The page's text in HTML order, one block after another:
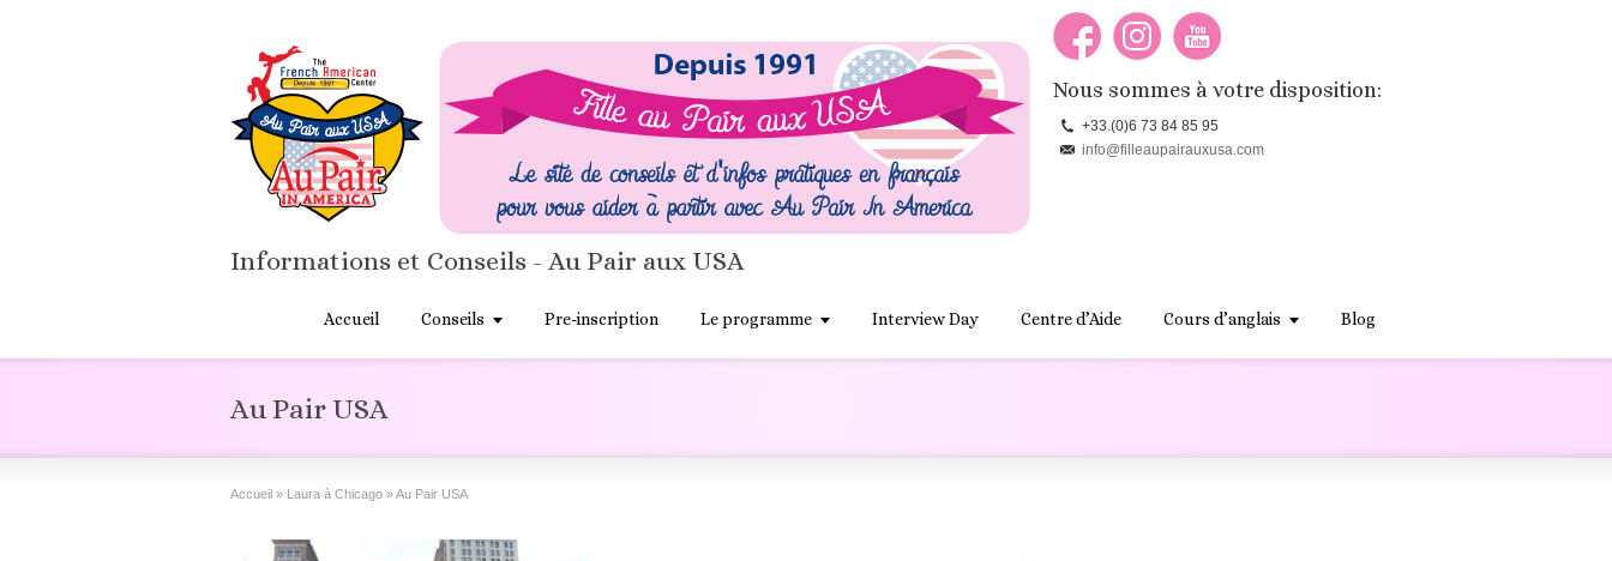
Informations et Conseils - Au Pair aux USA
Nous sommes à votre disposition:
+33.(0)6 73 84 85 95
info@filleaupairauxusa.com
Accueil Conseils Pre-inscription Le programme Interview Day Centre d’Aide Cours d’anglais Blog
Au Pair USA
Accueil » Laura à Chicago »Au Pair USA